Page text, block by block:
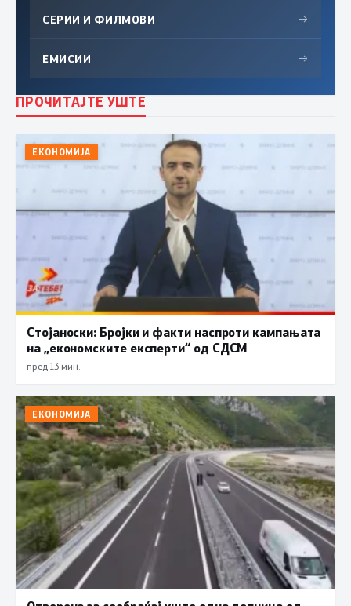
СЕРИИ И ФИЛМОВИ →
ЕМИСИИ →
ПРОЧИТАЈТЕ УШТЕ
ЕКОНОМИЈА
Стојаноски: Бројки и факти наспроти кампањата
на „економските експерти“ од СДСM
пред 13 мин.
ЕКОНОМИЈА